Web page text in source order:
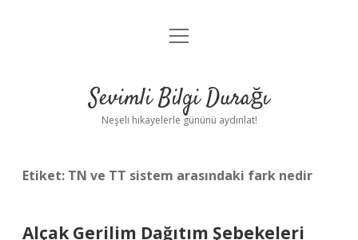
Anasayfa
Yasal Uyarı
menüyü
Sevimli Bilgi Durağı
Neşeli hikayelerle gününü aydınlat!
Etiket: TN ve TT sistem arasındaki fark nedir
Alçak Gerilim Dağıtım Şebekeleri